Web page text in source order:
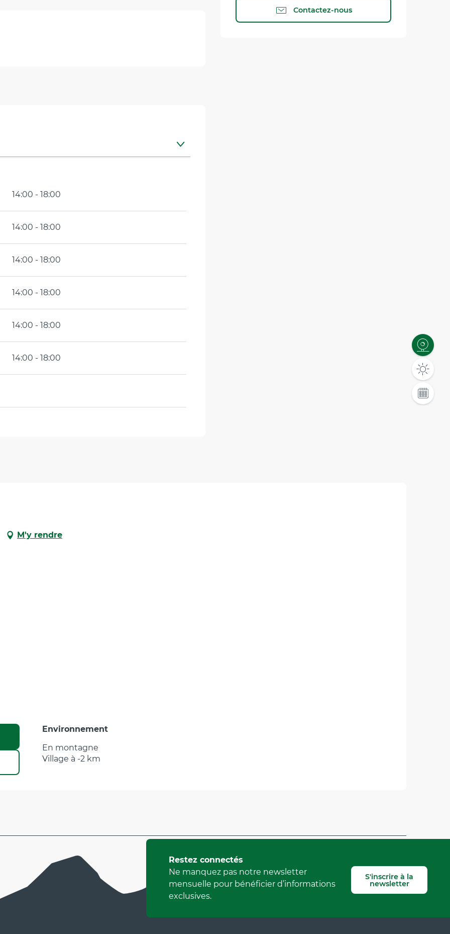
Contactez-nous
14:00 - 18:00
14:00 - 18:00
14:00 - 18:00
14:00 - 18:00
14:00 - 18:00
14:00 - 18:00
M'y rendre
Environnement
Environnement
En montagne
Village à -2 km
Restez connectés
Ne manquez pas notre newsletter
mensuelle pour bénéficier d’informations
exclusives.
S'inscrire à la
newsletter